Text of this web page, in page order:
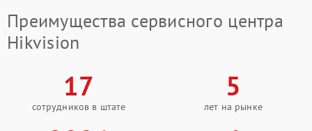
Преимущества сервисного центра
Hikvision
17
сотрудников в штате
5
лет на рынке